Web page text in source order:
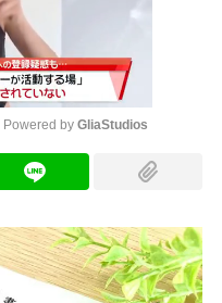
Powered by GliaStudios